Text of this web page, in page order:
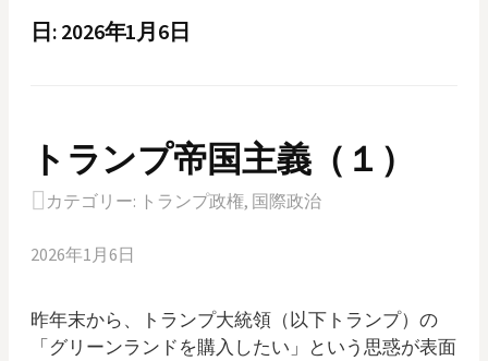
日: 2026年1月6日
トランプ帝国主義（１）
カテゴリー: トランプ政権, 国際政治
2026年1月6日
昨年末から、トランプ大統領（以下トランプ）の
「グリーンランドを購入したい」という思惑が表面